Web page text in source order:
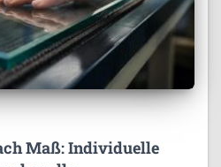
Maß: Individuelle